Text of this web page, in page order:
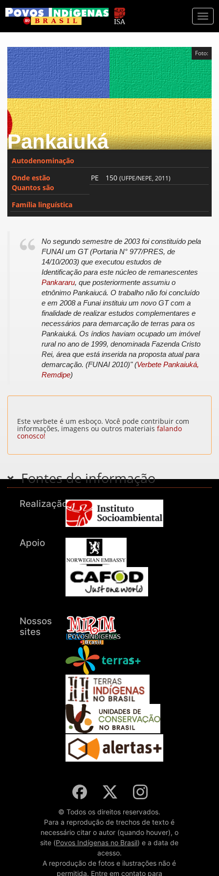
Foto:
Pankaiuká
Autodenominação
Onde estão
Quantos são
PE 150(UFPE/NEPE, 2011)
Família linguística
No segundo semestre de 2003 foi constituído pela
FUNAI um GT (Portaria N° 977/PRES, de
14/10/2003) que executou estudos de
Identificação para este núcleo de remanescentes
Pankararu, que posteriormente assumiu o
etnônimo Pankaiucá. O trabalho não foi concluído
e em 2008 a Funai instituiu um novo GT com a
finalidade de realizar estudos complementares e
necessários para demarcação de terras para os
Pankaiuká. Os índios haviam ocupado um imóvel
rural no ano de 1999, denominada Fazenda Cristo
Rei, área que está inserida na proposta atual para
demarcação. (FUNAI 2010)" (Verbete Pankaiuká,
Remdipe)
Este verbete é um esboço. Você pode contribuir com
informações, imagens ou outros materiais falando
conosco!
Fontes de informação